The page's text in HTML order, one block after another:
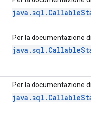
Per la documentazione di
Per la documentazione di